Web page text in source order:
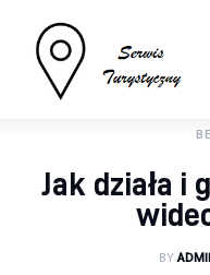
Sport
Lifestyle
Jak działa i
BY